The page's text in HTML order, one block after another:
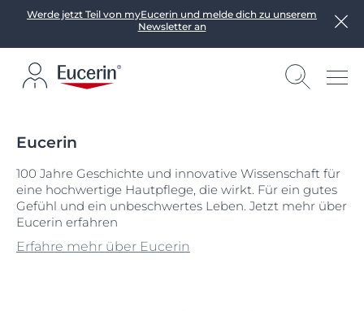
Werde jetzt Teil von myEucerin und melde dich zu unserem
Newsletter an
Eucerin
100 Jahre Geschichte und innovative Wissenschaft für
eine hochwertige Hautpflege, die wirkt. Für ein gutes
Gefühl und ein unbeschwertes Leben. Jetzt mehr über
Eucerin erfahren
Erfahre mehr über Eucerin